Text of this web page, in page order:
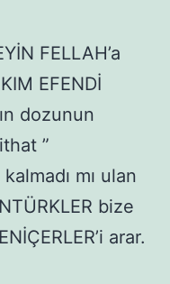
FELLAH’a
EFENDİ
dozunun
”
mı ulan
bize
arar.